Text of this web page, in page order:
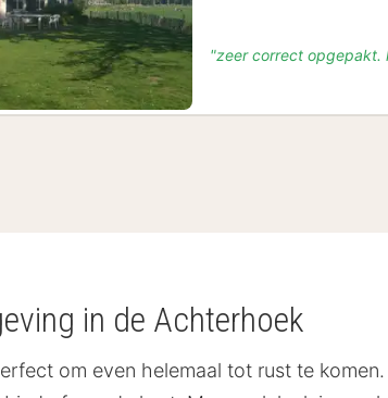
"zeer correct opgepakt.
in de Achterhoek
om even helemaal tot rust te